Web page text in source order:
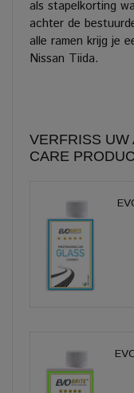
als stapelkorting
achter de
alle ramen krijg je
Nissan Tiida.
VERFRISS UW
CARE